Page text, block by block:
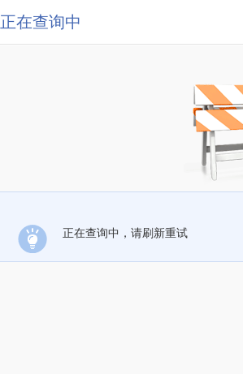
正在查询中
正在查询中，请刷新重试